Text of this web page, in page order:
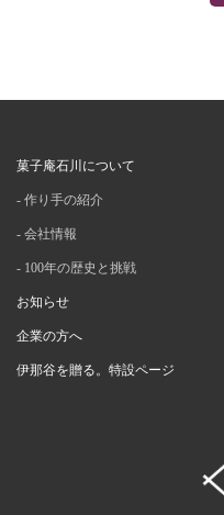
菓子庵石川について
作り手の紹介
会社情報
100年の歴史と挑戦
お知らせ
企業の方へ
伊那谷を贈る。特設ページ